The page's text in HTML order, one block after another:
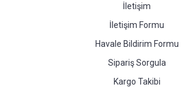
İletişim
İletişim Formu
Havale Bildirim Formu
Sipariş Sorgula
Kargo Takibi